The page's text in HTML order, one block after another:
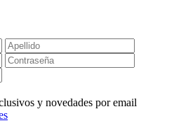
y novedades por email